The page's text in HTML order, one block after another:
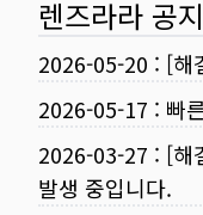
렌즈라라 공
2026-05-20 : [해
2026-05-17 : 빠
2026-03-27 : [해
발생 중입니다.